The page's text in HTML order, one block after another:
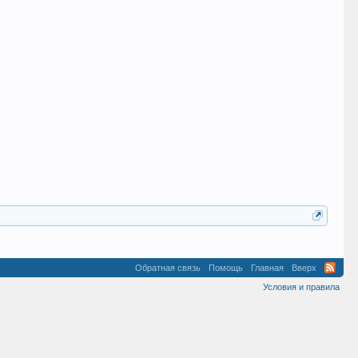
Обратная связь Помощь Главная
Вверх
Условия и правила